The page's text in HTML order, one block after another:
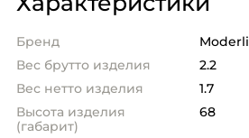
Бренд
Moderli
Вес брутто изделия
2.2
Вес нетто изделия
1.7
Высота изделия
(габарит)
68